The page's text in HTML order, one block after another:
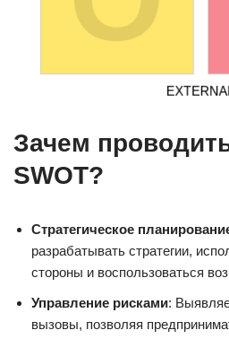
Зачем
SWOT?
Стратегическое
разрабатывать стратегии,
стороны и воспользоваться
Управление рисками:
вызовы, позволяя